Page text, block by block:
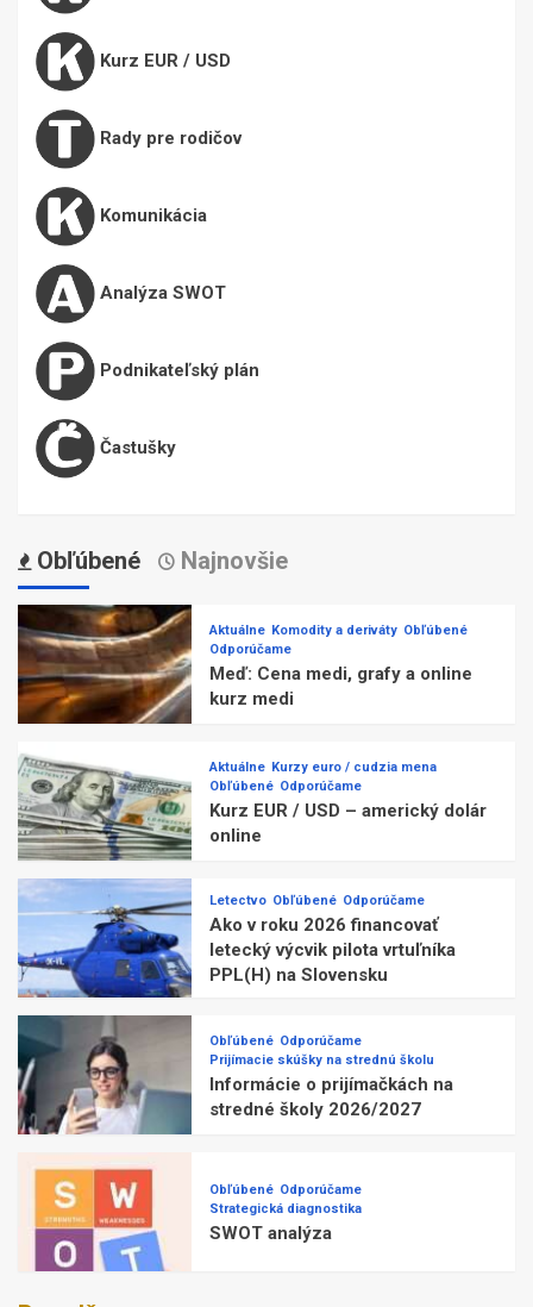
Kurz EUR / USD
Rady pre rodičov
Komunikácia
Analýza SWOT
Podnikateľský plán
Častušky
Obľúbené Najnovšie
Aktuálne Komodity a deriváty Obľúbené
Odporúčame
Meď: Cena medi, grafy a online
kurz medi
Aktuálne Kurzy euro / cudzia mena
Obľúbené Odporúčame
Kurz EUR / USD – americký dolár
online
Letectvo Obľúbené Odporúčame
Ako v roku 2026 financovať
letecký výcvik pilota vrtuľníka
PPL(H) na Slovensku
Obľúbené Odporúčame
Prijímacie skúšky na strednú školu
Informácie o prijímačkách na
stredné školy 2026/2027
Obľúbené Odporúčame
Strategická diagnostika
SWOT analýza